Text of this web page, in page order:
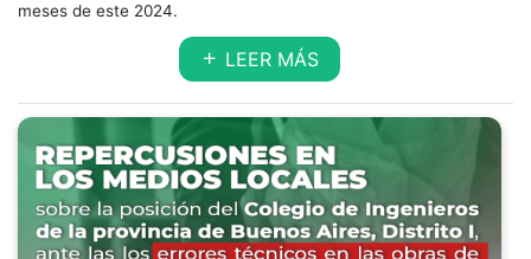
meses de este 2024.
LEER MÁS